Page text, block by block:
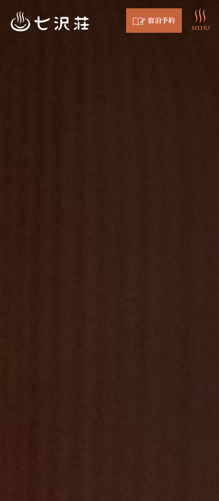
宿泊予約
MENU